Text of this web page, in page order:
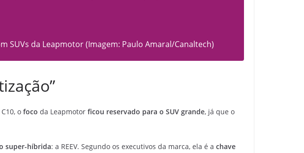
SUVs da Leapmotor (Imagem: Paulo Amaral/Canaltech)
o foco da Leapmotor ficou reservado para o SUV grande, já que o
super-híbrida: a REEV. Segundo os executivos da marca, ela é a chave